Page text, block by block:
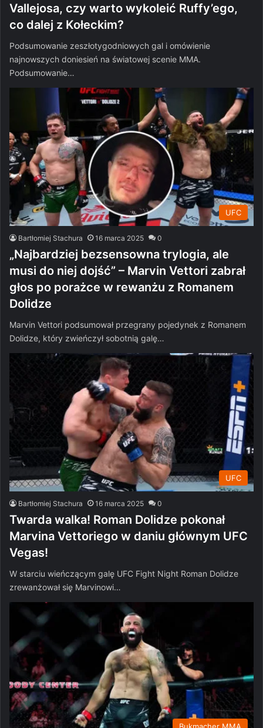
Vallejosa, czy warto wykoleić Ruffy’ego,
co dalej z Kołeckim?
Podsumowanie zeszłotygodniowych gal i omówienie
najnowszych doniesień na światowej scenie MMA.
Podsumowanie…
UFC
Bartłomiej Stachura 16 marca 2025 0
„Najbardziej bezsensowna trylogia, ale
musi do niej dojść” – Marvin Vettori zabrał
głos po porażce w rewanżu z Romanem
Dolidze
Marvin Vettori podsumował przegrany pojedynek z Romanem
Dolidze, który zwieńczył sobotnią galę…
UFC
Bartłomiej Stachura 16 marca 2025 0
Twarda walka! Roman Dolidze pokonał
Marvina Vettoriego w daniu głównym UFC
Vegas!
W starciu wieńczącym galę UFC Fight Night Roman Dolidze
zrewanżował się Marvinowi…